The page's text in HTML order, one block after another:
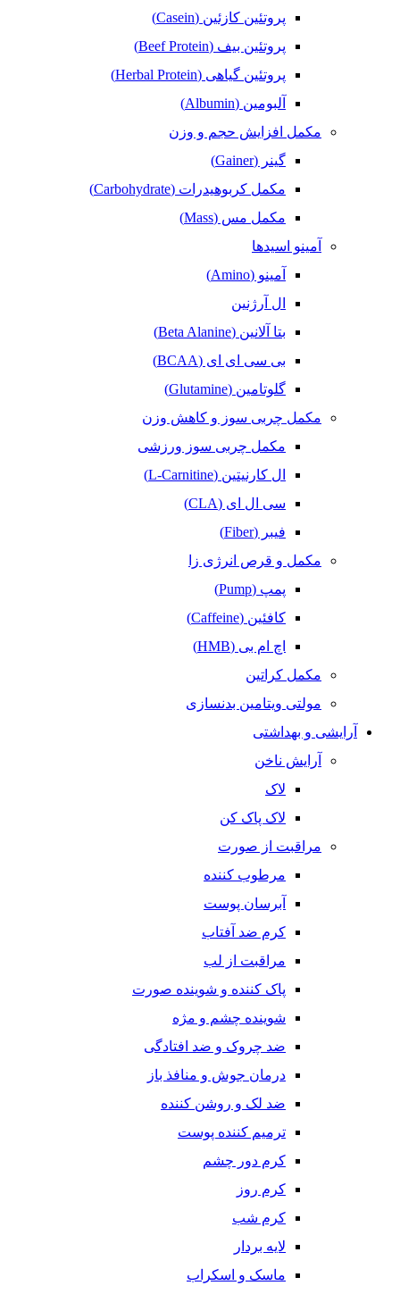
پروتئین کازئین (Casein)
پروتئین بیف (Beef Protein)
پروتئین گیاهی (Herbal Protein)
آلبومین (Albumin)
مکمل افزایش حجم و وزن
گینر (Gainer)
مکمل کربوهیدرات (Carbohydrate)
مکمل مس (Mass)
آمینو اسیدها
آمینو (Amino)
ال آرژنین
بتا آلانین (Beta Alanine)
بی سی ای ای (BCAA)
گلوتامین (Glutamine)
مکمل‌ چربی‌ سوز و کاهش وزن
مکمل چربی سوز ورزشی
ال کارنیتین (L-Carnitine)
سی ال ای (CLA)
فیبر (Fiber)
مکمل و قرص انرژی زا
پمپ (Pump)
کافئین (Caffeine)
اچ ام بی (HMB)
مکمل کراتین
مولتی ویتامین بدنسازی
آرایشی و بهداشتی
آرایش ناخن
لاک
لاک پاک کن
مراقبت از صورت
مرطوب کننده
آبرسان پوست
کرم ضد آفتاب
مراقبت از لب
پاک کننده و شوینده صورت
شوینده چشم و مژه
ضد چروک و ضد افتادگی
درمان جوش و منافذ باز
ضد لک و روشن کننده
ترمیم کننده پوست
کرم دور چشم
کرم روز
کرم شب
لایه بردار
ماسک و اسکراب